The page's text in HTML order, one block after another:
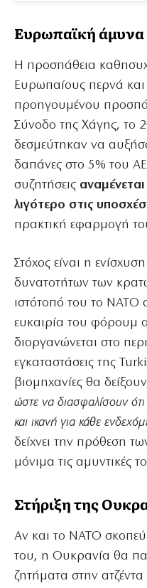
Ευρωπαϊκή άμυνα
Η προσπάθεια
Ευρωπαίους περνά
προηγουμένου
Σύνοδο της Χάγης, το
δεσμεύτηκαν να
δαπάνες στο 5% του
συζητήσεις
λιγότερο στις
πρακτική εφαρμογή
Στόχος είναι η
δυνατοτήτων των
ιστότοπό του το ΝΑΤΟ
ευκαιρία του φόρουμ
διοργανώνεται στο
εγκαταστάσεις της
βιομηχανίες θα
ώστε να διασφαλίσουν
και ικανή για κάθε
δείχνει την πρόθεση
μόνιμα τις αμυντικές
Στήριξη της
Αν και το ΝΑΤΟ
του, η Ουκρανία θα
ζητήματα στην